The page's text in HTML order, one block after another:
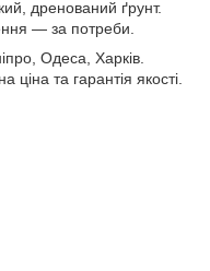
дренований ґрунт.
— за потреби.
Одеса, Харків.
та гарантія якості.